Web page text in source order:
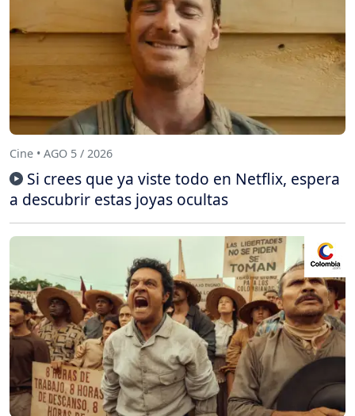
Cine • AGO 5 / 2026
Si crees que ya viste todo en Netflix, espera
a descubrir estas joyas ocultas